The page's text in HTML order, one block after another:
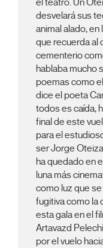
el teatro. Un
desvelará sus
animal alado,
que recuerda al
cementerio
hablaba mucho
poemas como
dice el poeta
todos es caída,
final de este
para el
ser Jorge
ha quedado en
luna más
como luz que se
fugitiva como la
esta gala en el
Artavazd
por el vuelo